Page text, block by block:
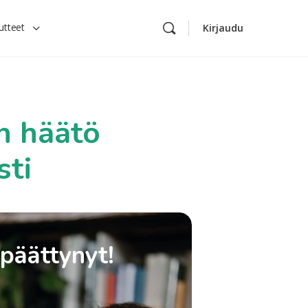
Kirjaudu
häätö